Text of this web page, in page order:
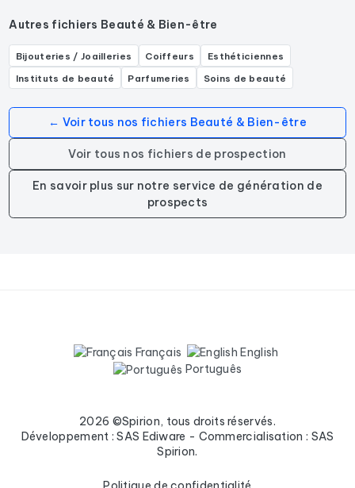
Autres fichiers Beauté & Bien-être
Bijouteries / Joailleries Coiffeurs
Esthéticiennes
Instituts de beauté
Parfumeries Soins de beauté
← Voir tous nos fichiers Beauté & Bien-être
Voir tous nos fichiers de prospection
En savoir plus sur notre service de génération de
prospects
Français
English
Português
2026 ©Spirion, tous droits réservés.
Développement : SAS Ediware - Commercialisation : SAS
Spirion.